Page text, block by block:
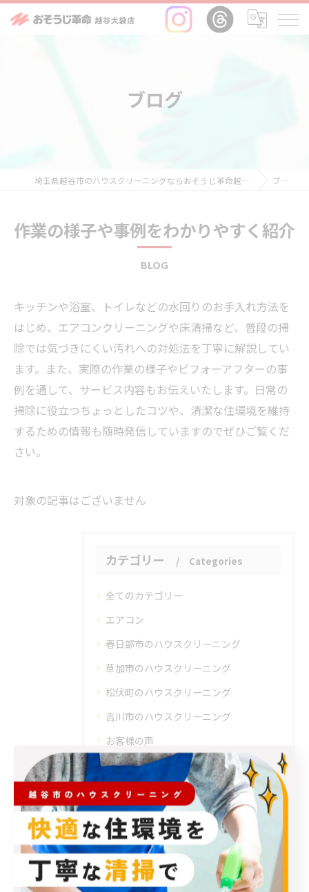
ブログ
埼玉県越谷市のハウスクリーニングならおそうじ革命越谷大袋店 ブログ
作業の様子や事例をわかりやすく紹介
BLOG
キッチンや浴室、トイレなどの水回りのお手入れ方法を
はじめ、エアコンクリーニングや床清掃など、普段の掃
除では気づきにくい汚れへの対処法を丁寧に解説してい
ます。また、実際の作業の様子やビフォーアフターの事
例を通して、サービス内容もお伝えいたします。日常の
掃除に役立つちょっとしたコツや、清潔な住環境を維持
するための情報も随時発信していますのでぜひご覧くだ
さい。
対象の記事はございません
カテゴリー Categories
全てのカテゴリー
エアコン
春日部市のハウスクリーニング
草加市のハウスクリーニング
松伏町のハウスクリーニング
吉川市のハウスクリーニング
お客様の声
最近の投稿 Recent Posts
2026/08/06
モカ君の冒険は新たな幕を開けました。